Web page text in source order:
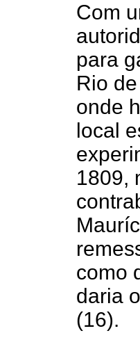
Com
para
Rio
onde
local
1809,
como
daria
(16).